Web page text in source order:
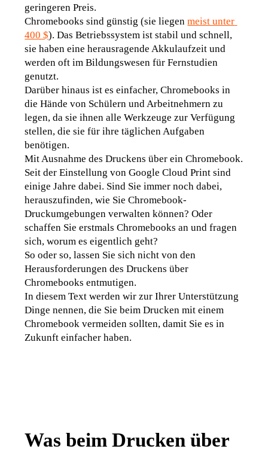
geringeren Preis.
Chromebooks sind günstig (sie liegen meist unter
400 $). Das Betriebssystem ist stabil und schnell,
sie haben eine herausragende Akkulaufzeit und
werden oft im Bildungswesen für Fernstudien
genutzt.
Darüber hinaus ist es einfacher, Chromebooks in
die Hände von Schülern und Arbeitnehmern zu
legen, da sie ihnen alle Werkzeuge zur Verfügung
stellen, die sie für ihre täglichen Aufgaben
benötigen.
Mit Ausnahme des Druckens über ein Chromebook.
Seit der Einstellung von Google Cloud Print sind
einige Jahre dabei. Sind Sie immer noch dabei,
herauszufinden, wie Sie Chromebook-
Druckumgebungen verwalten können? Oder
schaffen Sie erstmals Chromebooks an und fragen
sich, worum es eigentlich geht?
So oder so, lassen Sie sich nicht von den
Herausforderungen des Druckens über
Chromebooks entmutigen.
In diesem Text werden wir zur Ihrer Unterstützung
Dinge nennen, die Sie beim Drucken mit einem
Chromebook vermeiden sollten, damit Sie es in
Zukunft einfacher haben.
Was beim Drucken über